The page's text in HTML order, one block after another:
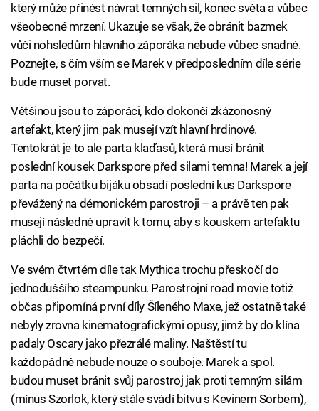
který může přinést návrat temných sil, konec světa a vůbec
všeobecné mrzení. Ukazuje se však, že obránit bazmek
vůči nohsledům hlavního záporáka nebude vůbec snadné.
Poznejte, s čím vším se Marek v předposledním díle série
bude muset porvat.
Většinou jsou to záporáci, kdo dokončí zkázonosný
artefakt, který jim pak musejí vzít hlavní hrdinové.
Tentokrát je to ale parta klaďasů, která musí bránit
poslední kousek Darkspore před silami temna! Marek a její
parta na počátku bijáku obsadí poslední kus Darkspore
převážený na démonickém parostroji – a právě ten pak
musejí následně upravit k tomu, aby s kouskem artefaktu
pláchli do bezpečí.
Ve svém čtvrtém díle tak Mythica trochu přeskočí do
jednoduššího steampunku. Parostrojní road movie totiž
občas připomíná první díly Šíleného Maxe, jež ostatně také
nebyly zrovna kinematografickými opusy, jimž by do klína
padaly Oscary jako přezrálé maliny. Naštěstí tu
každopádně nebude nouze o souboje. Marek a spol.
budou muset bránit svůj parostroj jak proti temným silám
(mínus Szorlok, který stále svádí bitvu s Kevinem Sorbem),